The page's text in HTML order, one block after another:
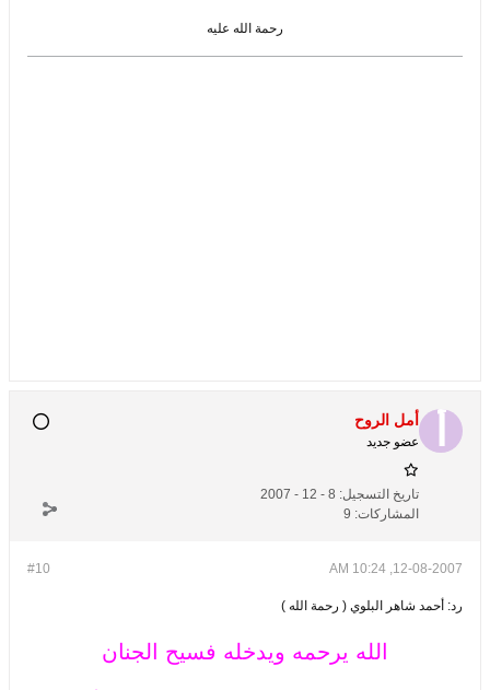
رحمة الله عليه
أمل الروح
عضو جديد
تاريخ التسجيل: 8 - 12 - 2007
المشاركات: 9
#10 12-08-2007, 10:24 AM
رد: أحمد شاهر البلوي ( رحمة الله )
الله يرحمه ويدخله فسيح الجنان